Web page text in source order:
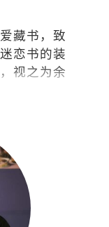
藏书，致
恋书的装
视之为余